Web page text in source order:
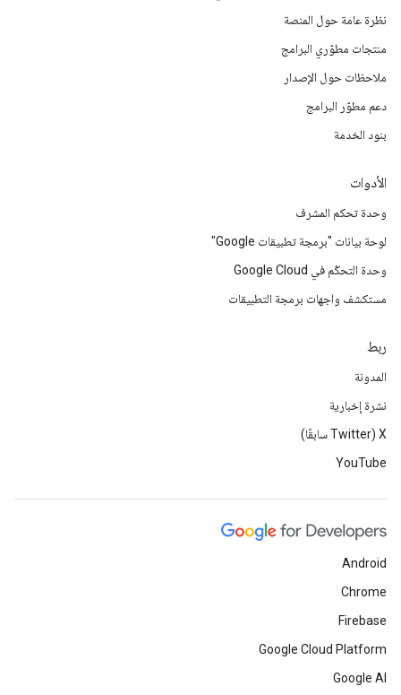
نظرة عامة حول المنصة
منتجات مطوّري البرامج
ملاحظات حول الإصدار
دعم مطوّر البرامج
بنود الخدمة
الأدوات
وحدة تحكم المشرف
لوحة بيانات "برمجة تطبيقات Google"
وحدة التحكّم في Google Cloud
مستكشف واجهات برمجة التطبيقات
ربط
المدونة
نشرة إخبارية
‫X ‏(Twitter سابقًا)
YouTube
Android
Chrome
Firebase
Google Cloud Platform
Google AI